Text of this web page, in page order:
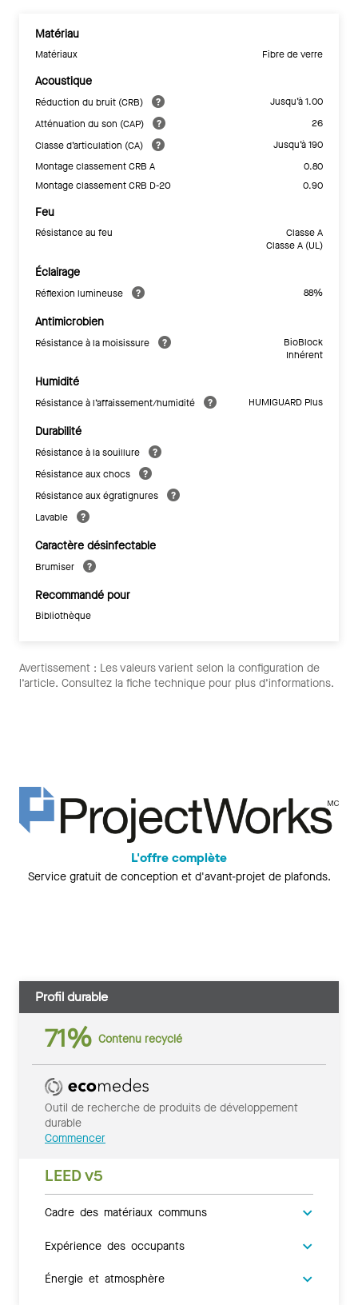
Matériau
Matériaux Fibre de verre
Acoustique
Réduction du bruit (CRB)
Jusqu’à 1.00
Atténuation du son (CAP)
26
Classe d’articulation (CA)
Jusqu’à 190
Montage classement CRB A
0.80
Montage classement CRB D-20
0.90
Feu
Résistance au feu
Classe A
Classe A (UL)
Éclairage
Réflexion lumineuse 88%
Antimicrobien
Résistance à la moisissure
BioBlock
Inhérent
Humidité
Résistance à l’affaissement/humidité HUMIGUARD Plus
Durabilité
Résistance à la souillure
Résistance aux chocs
Résistance aux égratignures
Lavable
Caractère désinfectable
Brumiser
Recommandé pour
Bibliothèque
Avertissement : Les valeurs varient selon la configuration de
l’article. Consultez la fiche technique pour plus d’informations.
L'offre complète
Service gratuit de conception et d'avant-projet de plafonds.
Profil durable
71% Contenu recyclé
Outil de recherche de produits de développement
durable
Commencer
LEED v5
Cadre des matériaux communs
Expérience des occupants
Énergie et atmosphère